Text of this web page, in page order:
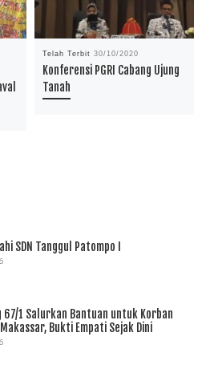
Telah Terbit30/10/2020
Konferensi PGRI Cabang Ujung
Tanah
SDN Tanggul Patompo I
67/1 Salurkan Bantuan untuk Korban
Bukti Empati Sejak Dini